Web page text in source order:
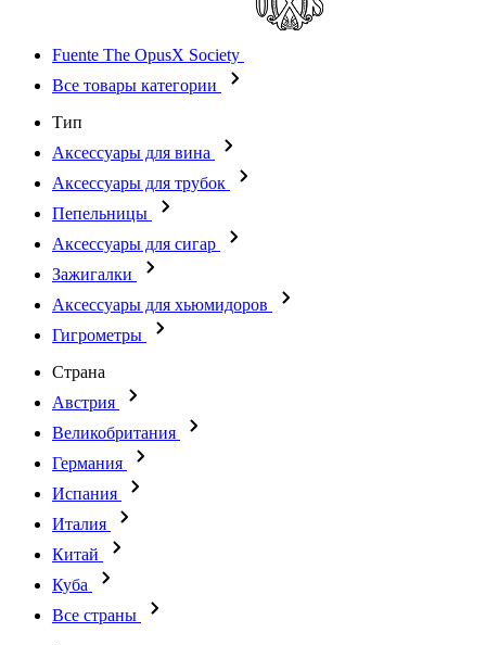
Fuente The OpusX Society
Все товары категории
Тип
Аксессуары для вина
Аксессуары для трубок
Пепельницы
Аксессуары для сигар
Зажигалки
Аксессуары для хьюмидоров
Гигрометры
Страна
Австрия
Великобритания
Германия
Испания
Италия
Китай
Куба
Все страны